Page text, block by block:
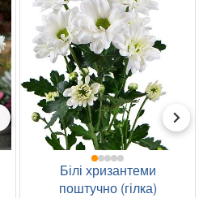
Білі хризантеми
поштучно (гілка)